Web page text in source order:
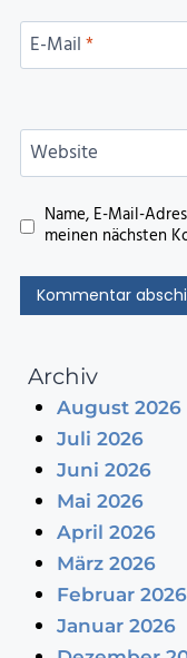
E-Mail*
Website
Name, E-Mail-
meinen nächsten
Archiv
August 2026
Juli 2026
Juni 2026
Mai 2026
April 2026
März 2026
Februar 2026
Januar 2026